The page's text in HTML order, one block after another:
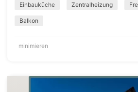
Einbauküche Zentralheizung
Balkon
minimieren